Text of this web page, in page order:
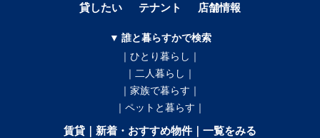
貸したい テナント 店舗情報
▼ 誰と暮らすかで検索
｜ひとり暮らし｜
｜二人暮らし｜
｜家族で暮らす｜
｜ペットと暮らす｜
賃貸｜新着・おすすめ物件｜一覧をみる